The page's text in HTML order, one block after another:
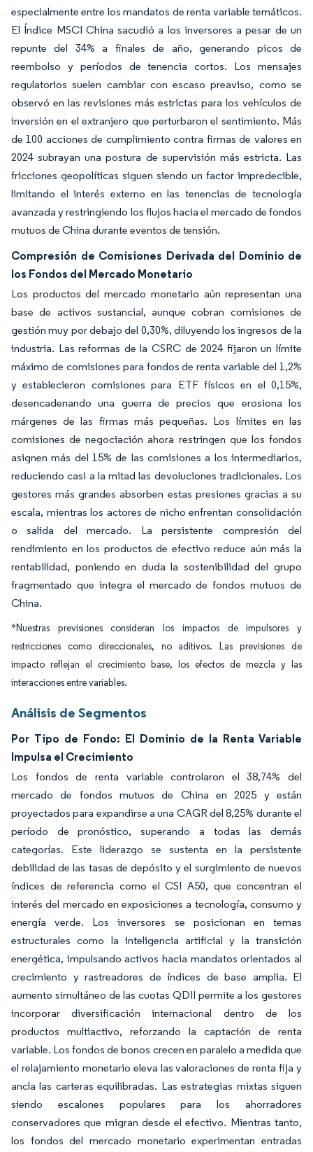
especialmente entre los mandatos de renta variable temáticos.
El Índice MSCI China sacudió a los inversores a pesar de un
repunte del 34% a finales de año, generando picos de
reembolso y períodos de tenencia cortos. Los mensajes
regulatorios suelen cambiar con escaso preaviso, como se
observó en las revisiones más estrictas para los vehículos de
inversión en el extranjero que perturbaron el sentimiento. Más
de 100 acciones de cumplimiento contra firmas de valores en
2024 subrayan una postura de supervisión más estricta. Las
fricciones geopolíticas siguen siendo un factor impredecible,
limitando el interés externo en las tenencias de tecnología
avanzada y restringiendo los flujos hacia el mercado de fondos
mutuos de China durante eventos de tensión.
Compresión de Comisiones Derivada del Dominio de
los Fondos del Mercado Monetario
Los productos del mercado monetario aún representan una
base de activos sustancial, aunque cobran comisiones de
gestión muy por debajo del 0,30%, diluyendo los ingresos de la
industria. Las reformas de la CSRC de 2024 fijaron un límite
máximo de comisiones para fondos de renta variable del 1,2%
y establecieron comisiones para ETF físicos en el 0,15%,
desencadenando una guerra de precios que erosiona los
márgenes de las firmas más pequeñas. Los límites en las
comisiones de negociación ahora restringen que los fondos
asignen más del 15% de las comisiones a los intermediarios,
reduciendo casi a la mitad las devoluciones tradicionales. Los
gestores más grandes absorben estas presiones gracias a su
escala, mientras los actores de nicho enfrentan consolidación
o salida del mercado. La persistente compresión del
rendimiento en los productos de efectivo reduce aún más la
rentabilidad, poniendo en duda la sostenibilidad del grupo
fragmentado que integra el mercado de fondos mutuos de
China.
*Nuestras previsiones consideran los impactos de impulsores y
restricciones como direccionales, no aditivos. Las previsiones de
impacto reflejan el crecimiento base, los efectos de mezcla y las
interacciones entre variables.
Análisis de Segmentos
Por Tipo de Fondo: El Dominio de la Renta Variable
Impulsa el Crecimiento
Los fondos de renta variable controlaron el 38,74% del
mercado de fondos mutuos de China en 2025 y están
proyectados para expandirse a una CAGR del 8,25% durante el
período de pronóstico, superando a todas las demás
categorías. Este liderazgo se sustenta en la persistente
debilidad de las tasas de depósito y el surgimiento de nuevos
índices de referencia como el CSI A50, que concentran el
interés del mercado en exposiciones a tecnología, consumo y
energía verde. Los inversores se posicionan en temas
estructurales como la inteligencia artificial y la transición
energética, impulsando activos hacia mandatos orientados al
crecimiento y rastreadores de índices de base amplia. El
aumento simultáneo de las cuotas QDII permite a los gestores
incorporar diversificación internacional dentro de los
productos multiactivo, reforzando la captación de renta
variable. Los fondos de bonos crecen en paralelo a medida que
el relajamiento monetario eleva las valoraciones de renta fija y
ancla las carteras equilibradas. Las estrategias mixtas siguen
siendo escalones populares para los ahorradores
conservadores que migran desde el efectivo. Mientras tanto,
los fondos del mercado monetario experimentan entradas